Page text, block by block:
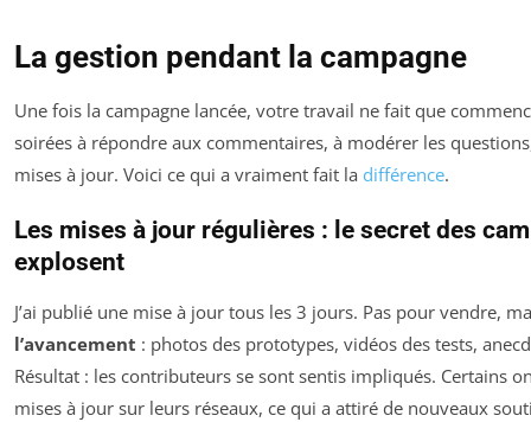
La gestion pendant la campagne
Une fois la campagne lancée, votre travail ne fait que
soirées à répondre aux commentaires, à modérer les
mises à jour. Voici ce qui a vraiment fait la différence.
Les mises à jour régulières : le secret des
explosent
J’ai publié une mise à jour tous les 3 jours. Pas pour vendre,
l’avancement : photos des prototypes, vidéos des tests,
Résultat : les contributeurs se sont sentis impliqués. Certains
mises à jour sur leurs réseaux, ce qui a attiré de nouveaux